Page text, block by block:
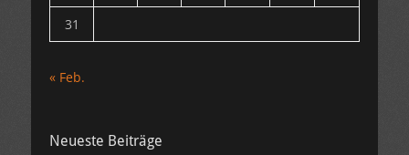
31
« Feb.
Neueste Beiträge